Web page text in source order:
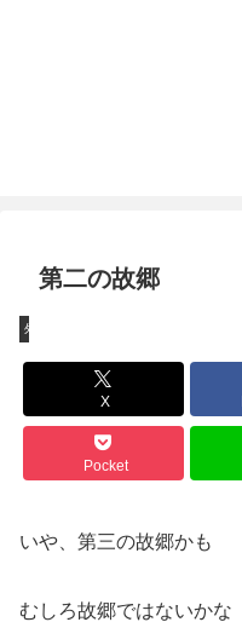
第二の故郷
外出
X
Pocket
いや、第三の故郷かも
むしろ故郷ではないかな